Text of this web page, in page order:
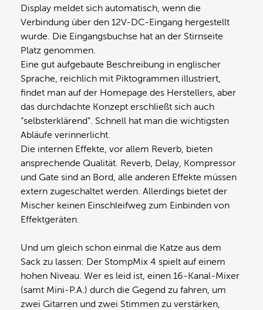
Display meldet sich automatisch, wenn die
Verbindung über den 12V-DC-Eingang hergestellt
wurde. Die Eingangsbuchse hat an der Stirnseite
Platz genommen.
Eine gut aufgebaute Beschreibung in englischer
Sprache, reichlich mit Piktogrammen illustriert,
findet man auf der Homepage des Herstellers, aber
das durchdachte Konzept erschließt sich auch
“selbsterklärend”. Schnell hat man die wichtigsten
Abläufe verinnerlicht.
Die internen Effekte, vor allem Reverb, bieten
ansprechende Qualität. Reverb, Delay, Kompressor
und Gate sind an Bord, alle anderen Effekte müssen
extern zugeschaltet werden. Allerdings bietet der
Mischer keinen Einschleifweg zum Einbinden von
Effektgeräten.
Und um gleich schon einmal die Katze aus dem
Sack zu lassen: Der StompMix 4 spielt auf einem
hohen Niveau. Wer es leid ist, einen 16-Kanal-Mixer
(samt Mini-P.A.) durch die Gegend zu fahren, um
zwei Gitarren und zwei Stimmen zu verstärken,